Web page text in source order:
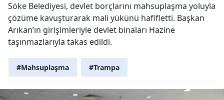
Söke Belediyesi, devlet borçlarını mahsuplaşma yoluyla
çözüme kavuşturarak mali yükünü hafifletti. Başkan
Arıkan’ın girişimleriyle devlet binaları Hazine
taşınmazlarıyla takas edildi.
#Mahsuplaşma #Trampa